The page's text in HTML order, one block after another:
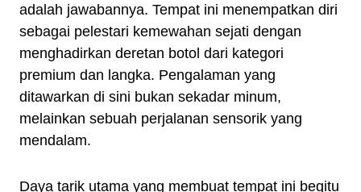
adalah jawabannya. Tempat ini menempatkan diri
sebagai pelestari kemewahan sejati dengan
menghadirkan deretan botol dari kategori
premium dan langka. Pengalaman yang
ditawarkan di sini bukan sekadar minum,
melainkan sebuah perjalanan sensorik yang
mendalam.
Daya tarik utama yang membuat tempat ini begitu